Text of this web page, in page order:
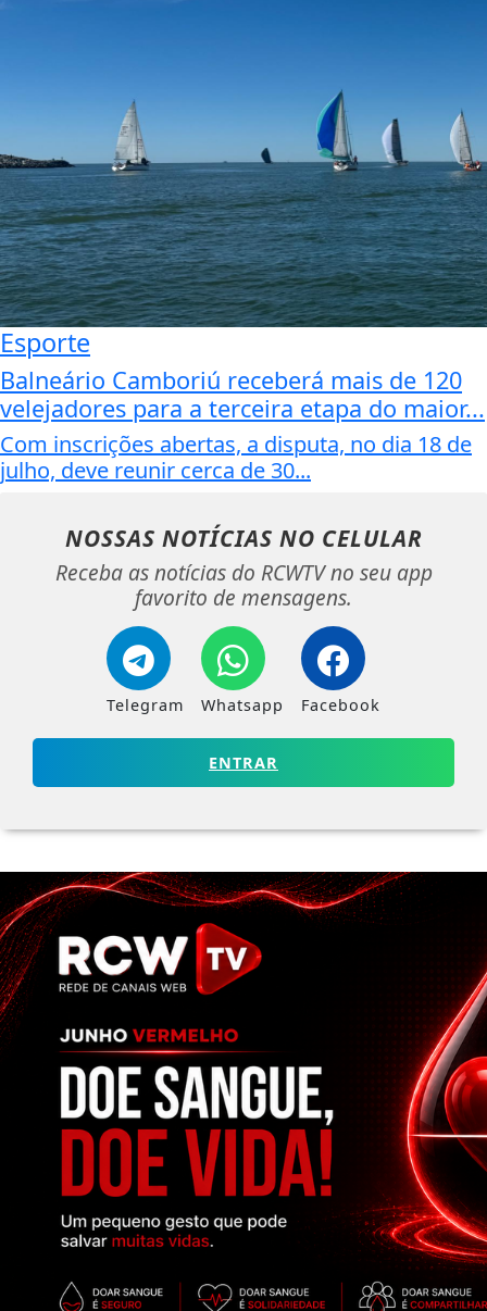
Esporte
Balneário Camboriú receberá mais de 120
velejadores para a terceira etapa do maior...
Com inscrições abertas, a disputa, no dia 18 de
julho, deve reunir cerca de 30...
NOSSAS NOTÍCIAS NO CELULAR
Receba as notícias do RCWTV no seu app
favorito de mensagens.
Telegram Whatsapp Facebook
ENTRAR